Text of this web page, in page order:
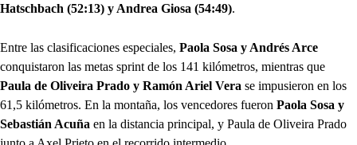
Hatschbach (52:13) y Andrea Giosa (54:49).
Entre las clasificaciones especiales, Paola Sosa y Andrés Arce
conquistaron las metas sprint de los 141 kilómetros, mientras que
Paula de Oliveira Prado y Ramón Ariel Vera se impusieron en los
61,5 kilómetros. En la montaña, los vencedores fueron Paola Sosa y
Sebastián Acuña en la distancia principal, y Paula de Oliveira Prado